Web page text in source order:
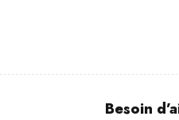
Besoin